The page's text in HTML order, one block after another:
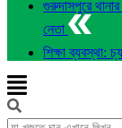
গুরুদাসপুরে
নেতা
শিক্ষা ব্যবস্থা: